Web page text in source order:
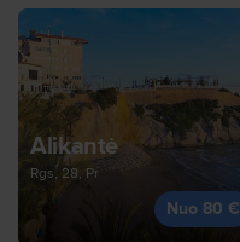
Alikantė
Rgs, 28, Pr
Nuo 80 €